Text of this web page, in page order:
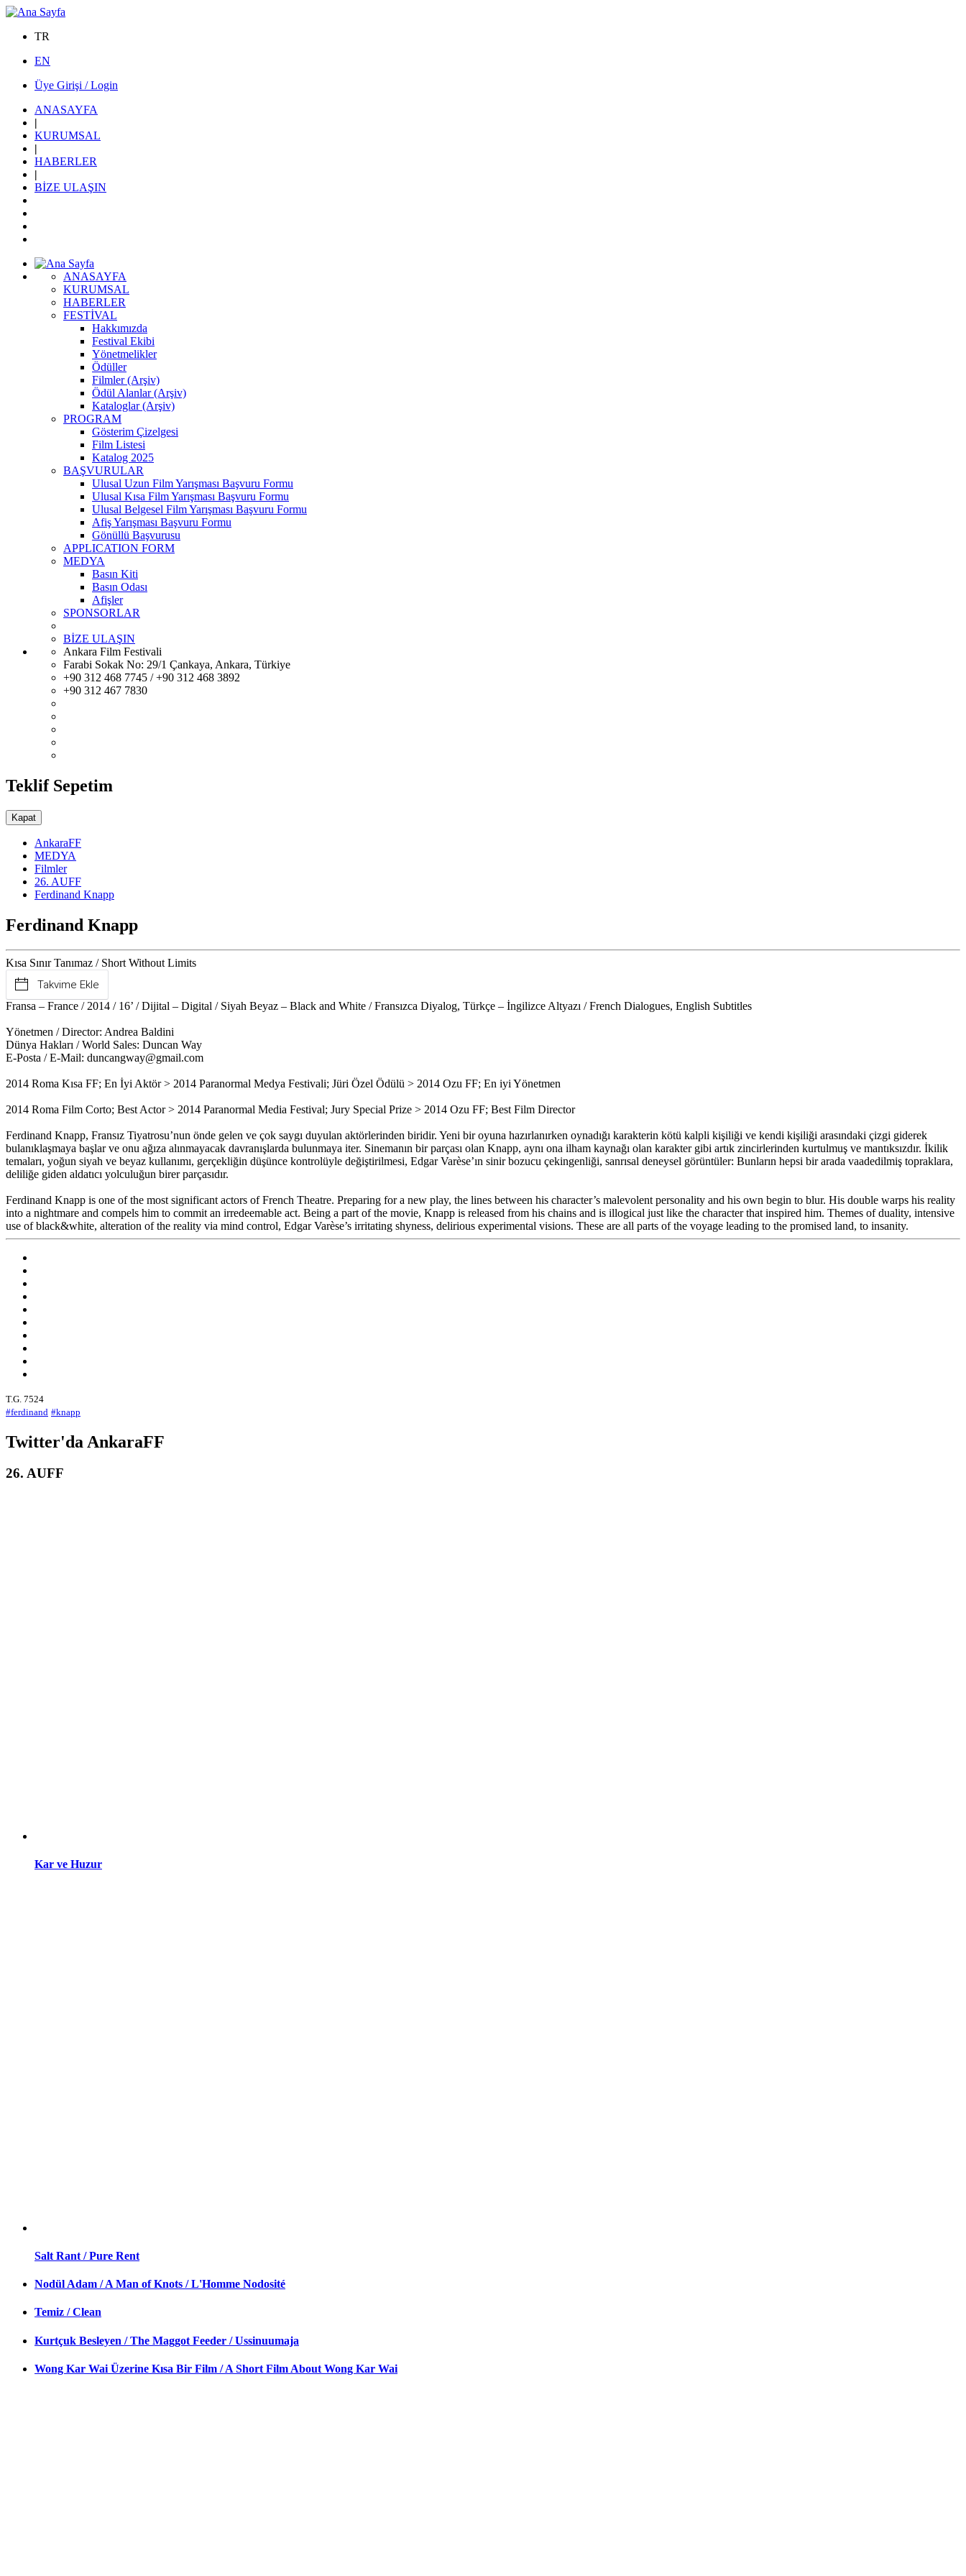
TR
EN
Üye Girişi / Login
ANASAYFA
|
KURUMSAL
|
HABERLER
|
BİZE ULAŞIN
ANASAYFA
KURUMSAL
HABERLER
FESTİVAL
Hakkımızda
Festival Ekibi
Yönetmelikler
Ödüller
Filmler (Arşiv)
Ödül Alanlar (Arşiv)
Kataloglar (Arşiv)
PROGRAM
Gösterim Çizelgesi
Film Listesi
Katalog 2025
BAŞVURULAR
Ulusal Uzun Film Yarışması Başvuru Formu
Ulusal Kısa Film Yarışması Başvuru Formu
Ulusal Belgesel Film Yarışması Başvuru Formu
Afiş Yarışması Başvuru Formu
Gönüllü Başvurusu
APPLICATION FORM
MEDYA
Basın Kiti
Basın Odası
Afişler
SPONSORLAR
BİZE ULAŞIN
Ankara Film Festivali
Farabi Sokak No: 29/1 Çankaya, Ankara, Türkiye
+90 312 468 7745 / +90 312 468 3892
+90 312 467 7830
Teklif Sepetim
Kapat
AnkaraFF
MEDYA
Filmler
26. AUFF
Ferdinand Knapp
Ferdinand Knapp
Kısa Sınır Tanımaz / Short Without Limits
Takvime Ekle
Fransa – France / 2014 / 16’ / Dijital – Digital / Siyah Beyaz – Black and White / Fransızca Diyalog, Türkçe – İngilizce Altyazı / French Dialogues, English Subtitles
Yönetmen / Director: Andrea Baldini
Dünya Hakları / World Sales: Duncan Way
E-Posta / E-Mail: duncangway@gmail.com
2014 Roma Kısa FF; En İyi Aktör > 2014 Paranormal Medya Festivali; Jüri Özel Ödülü > 2014 Ozu FF; En iyi Yönetmen
2014 Roma Film Corto; Best Actor > 2014 Paranormal Media Festival; Jury Special Prize > 2014 Ozu FF; Best Film Director
Ferdinand Knapp, Fransız Tiyatrosu’nun önde gelen ve çok saygı duyulan aktörlerinden biridir. Yeni bir oyuna hazırlanırken oynadığı karakterin kötü kalpli kişiliği ve kendi kişiliği arasındaki çizgi giderek
bulanıklaşmaya başlar ve onu ağıza alınmayacak davranışlarda bulunmaya iter. Sinemanın bir parçası olan Knapp, aynı ona ilham kaynağı olan karakter gibi artık zincirlerinden kurtulmuş ve mantıksızdır. İkilik
temaları, yoğun siyah ve beyaz kullanımı, gerçekliğin düşünce kontrolüyle değiştirilmesi, Edgar Varèse’ın sinir bozucu çekingenliği, sanrısal deneysel görüntüler: Bunların hepsi bir arada vaadedilmiş topraklara,
deliliğe giden aldatıcı yolculuğun birer parçasıdır.
Ferdinand Knapp is one of the most significant actors of French Theatre. Preparing for a new play, the lines between his character’s malevolent personality and his own begin to blur. His double warps his reality
into a nightmare and compels him to commit an irredeemable act. Being a part of the movie, Knapp is released from his chains and is illogical just like the character that inspired him. Themes of duality, intensive
use of black&white, alteration of the reality via mind control, Edgar Varèse’s irritating shyness, delirious experimental visions. These are all parts of the voyage leading to the promised land, to insanity.
T.G. 7524
#ferdinand #knapp
Twitter'da AnkaraFF
26. AUFF
Kar ve Huzur
Salt Rant / Pure Rent
Nodül Adam / A Man of Knots / L'Homme Nodosité
Temiz / Clean
Kurtçuk Besleyen / The Maggot Feeder / Ussinuumaja
Wong Kar Wai Üzerine Kısa Bir Film / A Short Film About Wong Kar Wai